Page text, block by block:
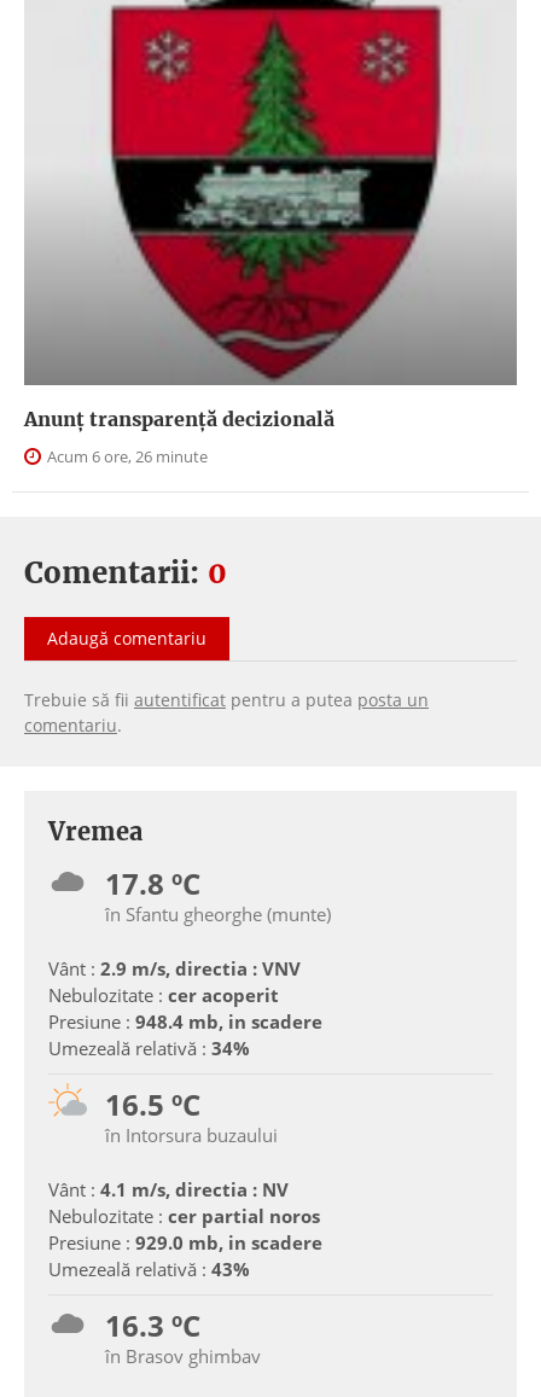
Anunţ transparenţă decizională
Acum 6 ore, 26 minute
Comentarii: 0
Adaugă comentariu
Trebuie să fii autentificat pentru a putea posta un
comentariu.
Vremea
17.8 ºC
în Sfantu gheorghe (munte)
Vânt : 2.9 m/s, directia : VNV
Nebulozitate : cer acoperit
Presiune : 948.4 mb, in scadere
Umezeală relativă : 34%
16.5 ºC
în Intorsura buzaului
Vânt : 4.1 m/s, directia : NV
Nebulozitate : cer partial noros
Presiune : 929.0 mb, in scadere
Umezeală relativă : 43%
16.3 ºC
în Brasov ghimbav